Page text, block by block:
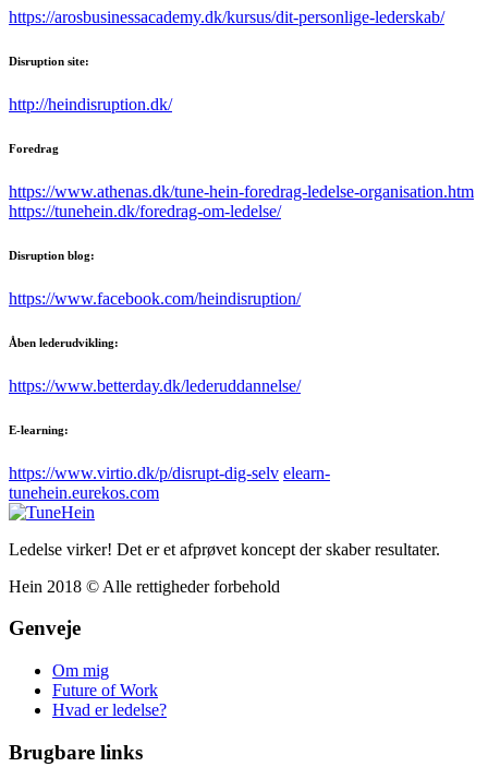
https://arosbusinessacademy.dk/kursus/dit-personlige-lederskab/
Disruption site:
http://heindisruption.dk/
Foredrag
https://www.athenas.dk/tune-hein-foredrag-ledelse-organisation.htm
https://tunehein.dk/foredrag-om-ledelse/
Disruption blog:
https://www.facebook.com/heindisruption/
Åben lederudvikling:
https://www.betterday.dk/lederuddannelse/
E-learning:
https://www.virtio.dk/p/disrupt-dig-selv elearn-
tunehein.eurekos.com
Ledelse virker! Det er et afprøvet koncept der skaber resultater.
Hein 2018 © Alle rettigheder forbehold
Genveje
Om mig
Future of Work
Hvad er ledelse?
Brugbare links